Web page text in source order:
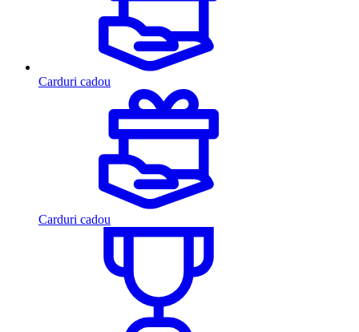
Carduri cadou
Carduri cadou